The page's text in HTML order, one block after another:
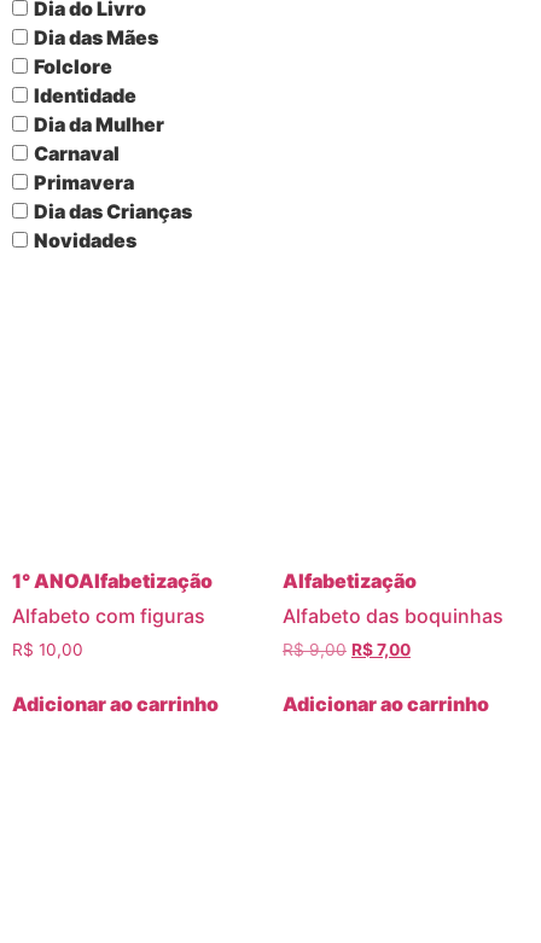
Dia do Livro
Dia das Mães
Folclore
Identidade
Dia da Mulher
Carnaval
Primavera
Dia das Crianças
Novidades
1° ANOAlfabetização
Alfabeto com figuras
R$ 10,00
Adicionar ao carrinho
Alfabetização
Alfabeto das boquinhas
R$9,00 R$7,00
Adicionar ao carrinho